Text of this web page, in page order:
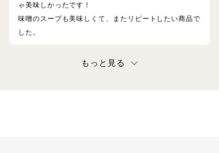
ゃ美味しかったです！
味噌のスープも美味しくて、またリピートしたい商品で
した。
もっと見る